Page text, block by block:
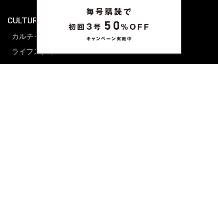
CULTURE & LIFE
カルチャー
ライフスタイル
フード&ドリンク